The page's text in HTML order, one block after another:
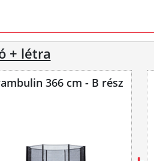
+ létra
366 cm - B rész